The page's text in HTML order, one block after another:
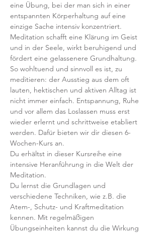
eine Übung, bei der man sich in einer
entspannten Körperhaltung auf eine
einzige Sache intensiv konzentriert.
Meditation schafft eine Klärung im Geist
und in der Seele, wirkt beruhigend und
fördert eine gelassenere Grundhaltung.
So wohltuend und sinnvoll es ist, zu
meditieren: der Ausstieg aus dem oft
lauten, hektischen und aktiven Alltag ist
nicht immer einfach. Entspannung, Ruhe
und vor allem das Loslassen muss erst
wieder erlernt und schrittweise etabliert
werden. Dafür bieten wir dir diesen 6-
Wochen-Kurs an.
Du erhältst in dieser Kursreihe eine
intensive Heranführung in die Welt der
Meditation.
Du lernst die Grundlagen und
verschiedene Techniken, wie z.B. die
Atem-, Schutz- und Kraftmeditation
kennen. Mit regelmäßigen
Übungseinheiten kannst du die Wirkung